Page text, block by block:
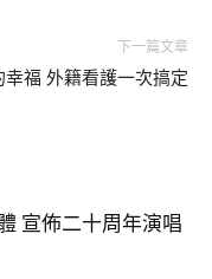
下一篇文章
幸福 外籍看護一次搞定
宣佈二十周年演唱